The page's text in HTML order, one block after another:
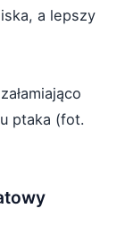
a lepszy
ptaka (fot.